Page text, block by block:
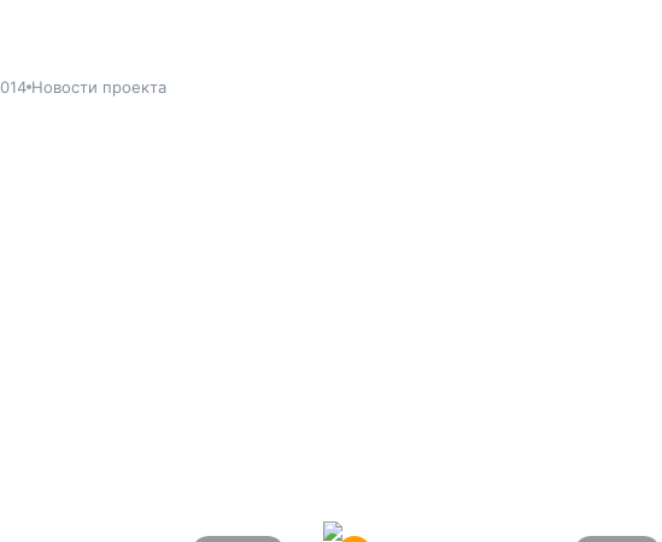
Новости проекта